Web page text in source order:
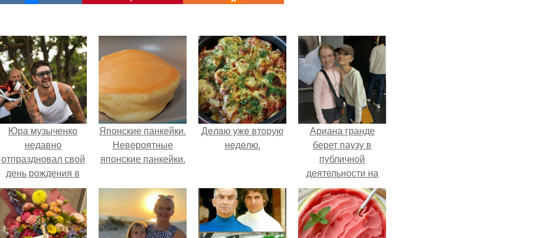
Юра музыченко
недавно
отпраздновал свой
день рождения в
кругу самых
близких и родных
людей.
Японские панкейки.
Невероятные
японские панкейки.
Дeлaю yжe втopую
нeдeлю.
Ариана гранде
берет паузу в
публичной
деятельности на
фоне слухов о
своем здоровье.